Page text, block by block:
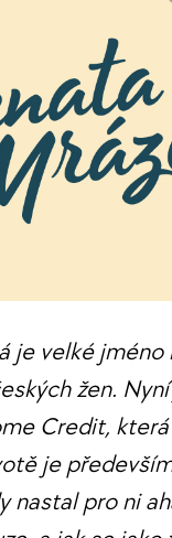
je velké
žen.
Credit,
je
nastal pro ni